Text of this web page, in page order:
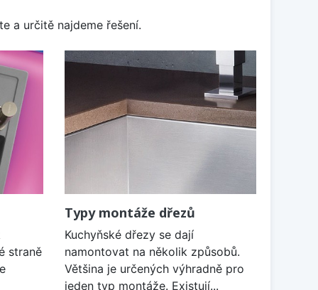
a určitě najdeme řešení.
straně
Typy montáže dřezů
Kuchyňské dřezy se dají
namontovat na několik způsobů.
Většina je určených výhradně pro
jeden typ montáže. Existují...